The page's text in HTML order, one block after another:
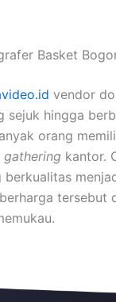
Basket
vendor
sejuk hingga
orang
gathering kantor.
tersebut